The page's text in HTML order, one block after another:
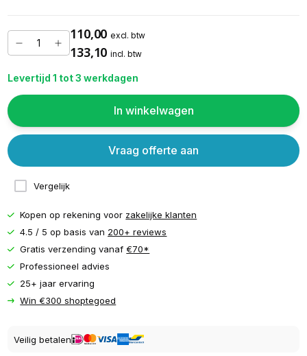
110,00 excl. btw
133,10 incl. btw
Levertijd 1 tot 3 werkdagen
In winkelwagen
Vergelijk
Vraag offerte aan
Kopen op rekening voor zakelijke klanten
4.5 / 5 op basis van 200+ reviews
Gratis verzending vanaf€70*
Professioneel advies
25+ jaar ervaring
Win €300 shoptegoed
Veilig betalen